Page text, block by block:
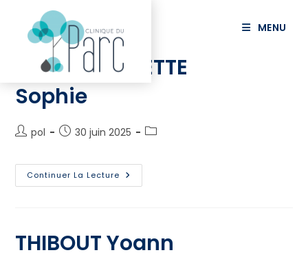
principal
MENU
CAPTIER VALETTE
Sophie
pol 30 juin 2025
Continuer La Lecture
THIBOUT Yoann